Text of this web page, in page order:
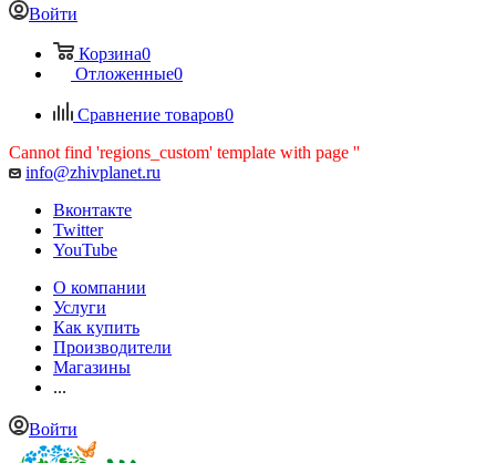
Войти
Корзина0
Отложенные0
Сравнение товаров0
Cannot find 'regions_custom' template with page ''
info@zhivplanet.ru
Вконтакте
Twitter
YouTube
О компании
Услуги
Как купить
Производители
Магазины
...
Войти